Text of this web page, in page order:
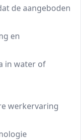
de aangeboden
en
in water of
werkervaring